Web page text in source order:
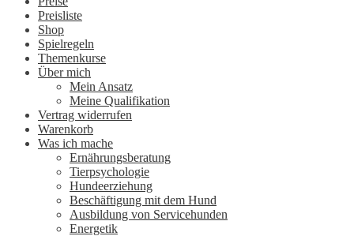
Preisliste
Shop
Spielregeln
Themenkurse
Über mich
Mein Ansatz
Meine Qualifikation
Vertrag widerrufen
Warenkorb
Was ich mache
Ernährungsberatung
Tierpsychologie
Hundeerziehung
Beschäftigung mit dem Hund
Ausbildung von Servicehunden
Energetik